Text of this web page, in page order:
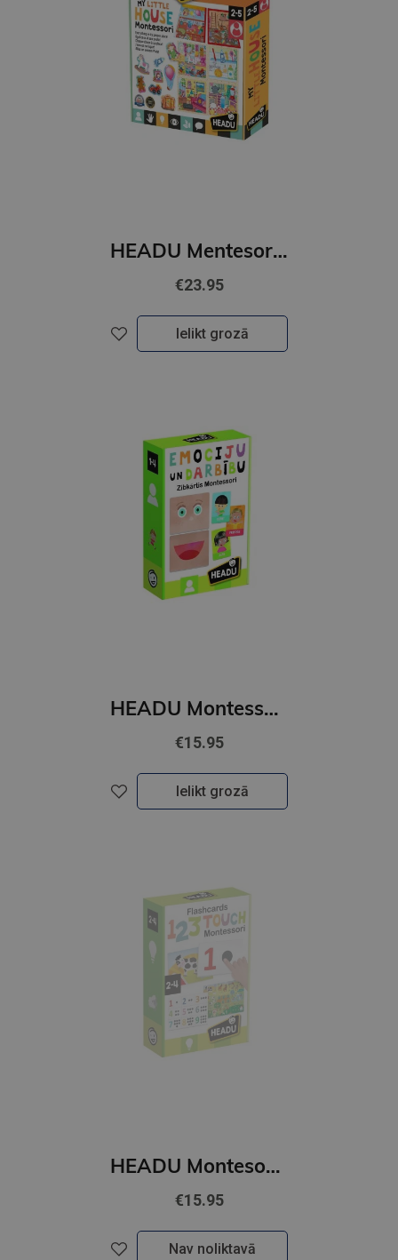
HEADU Mentesori spēle,Mana mazā māja
€23.95
Ielikt grozā
HEADU Montessori zibkartītes "Emocijas un darbības"
€15.95
Ielikt grozā
HEADU Montesori spēle Taktilās zibkārtis 123
€15.95
Nav noliktavā